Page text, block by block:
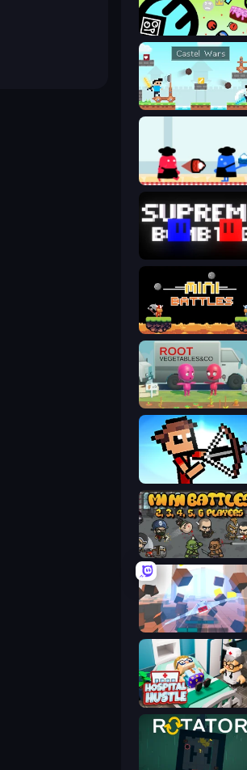
The Epic Party
Castle Wars
Clash of Cakes
12 MiniBattles
Root Vegetables & Co
Stick Archers Battle
MiniBattles
Cubic Rush
Hospital Hustle